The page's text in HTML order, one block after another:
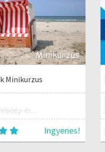
Minikurzus
Online coaching, személyiség- és képességfejlesztés
Ingyenes!